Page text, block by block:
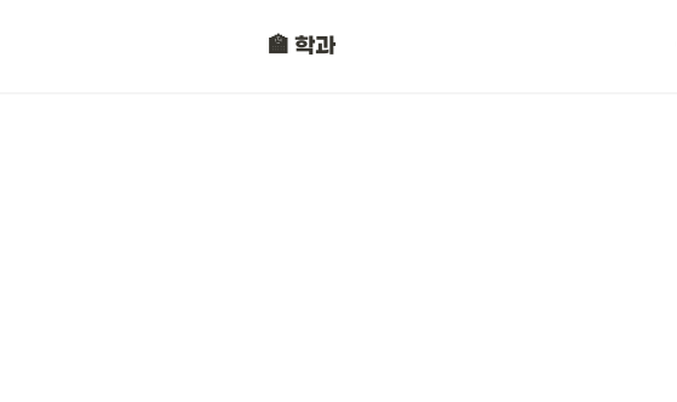
🏫 학과
자동차판금도장과